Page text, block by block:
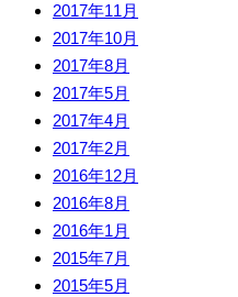
2017年11月
2017年10月
2017年8月
2017年5月
2017年4月
2017年2月
2016年12月
2016年8月
2016年1月
2015年7月
2015年5月